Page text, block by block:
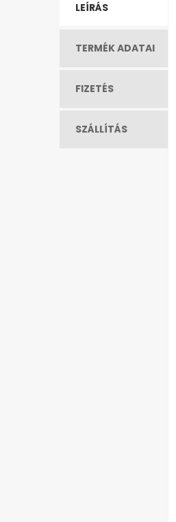
LEÍRÁS
TERMÉK ADATAI
FIZETÉS
SZÁLLÍTÁS